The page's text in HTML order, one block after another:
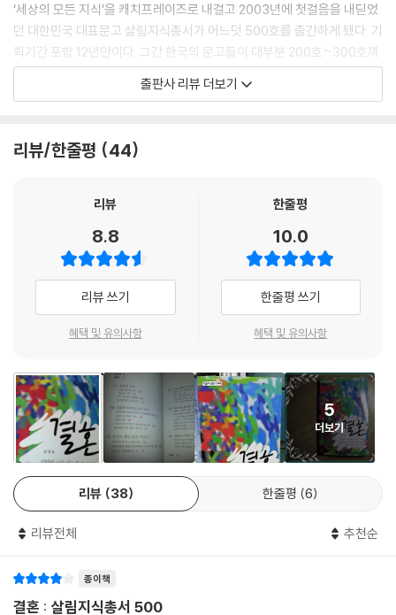
‘세상의 모든 지식’을 캐치프레이즈로 내걸고 2003년에 첫걸음을 내딛었
던 대한민국 대표문고 살림지식총서가 어느덧 500호를 출간하게 됐다. 기
획기간 포함 12년만이다. 그간 한국의 문고들이 대부분 200호~300호까
지 지속되다 사라졌다. 분야도 대부분 문학이나 철학, 역사 등 인문분야에
치중됐다. 외국문고를 번역해서 출간하는 경우도 많았다. 반면 살림지식총
등의 다양한 분야를 아우르고 있다. 게다가 1권부터 500권까지의 시리즈
국 대표문고’라 할 수 있다.
지식들을 시리즈에 담아내왔다. 2003년 출간당시에는 미국 시리즈를 출
간했다. “실상은 미국을 잘 모르면서도 스스로를 잘 안다고 생각하는 사람
들이 너무 많다”는 판단이 있었고, 그럼에도 대중들이 쉽게 접할 수 있는
미국에 관한 책은 없었기 때문이었다. 또 중국의 동북공정이 불거졌을 때
는 『중국의 고구려사 왜곡』을 비롯한 역사 3부작을 출간해 독자들의 호평
아서는 ‘경제를 일으킨 국가지도자’시리즈를, 그리고 400호 특집으로는
대한민국이 직면한 위기를 진단하는 ‘대한민국 리스크’ 시리즈를 순발력
있게 펴냈다.
이와 같은 살림지식총서가 이번에 500호를 맞아서는 ‘결혼’이라는 주제를
포착했다. 좋건 싫건 결혼은 누구나 인생에서 한 번 쯤은 마주해야 할 주제
다. 게다가 작금의 대한민국 결혼문화는 온통 안 좋은 것들의 국적불명 ‘잡
탕’이 되어버려서, 결혼을 하는 당사자들은 왜 그와 같은 결혼문화를 답습
느라 힘겨워하고 있다. 살림지식총서 500호 『결혼』에서는 이와 같은 ‘결
결혼의 역사
출판사 리뷰 더보기
리뷰/한줄평 44
리뷰
8.8
리뷰 쓰기
혜택 및 유의사항
한줄평
10.0
한줄평 쓰기
혜택 및 유의사항
5
더보기
리뷰 38 한줄평 6
리뷰전체 추천순
종이책
결혼 : 살림지식총서 500